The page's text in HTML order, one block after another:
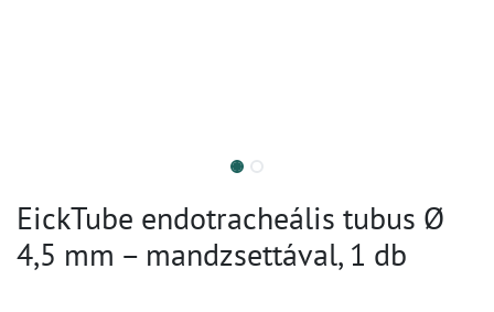
EickTube endotracheális tubus Ø
4,5 mm – mandzsettával, 1 db